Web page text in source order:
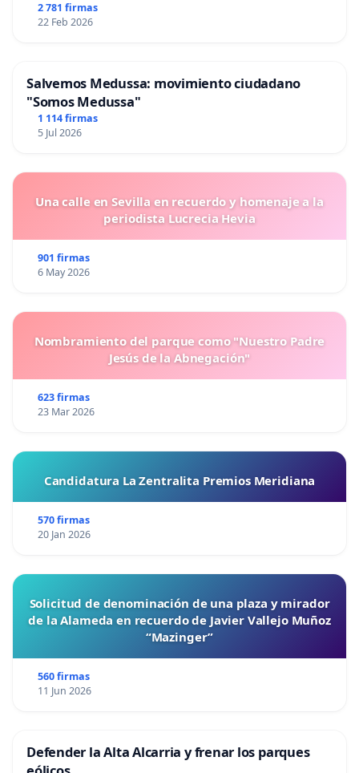
2 781 firmas
22 Feb 2026
Salvemos Medussa: movimiento ciudadano
"Somos Medussa"
1 114 firmas
5 Jul 2026
Una calle en Sevilla en recuerdo y homenaje a la
periodista Lucrecia Hevia
901 firmas
6 May 2026
Nombramiento del parque como "Nuestro Padre
Jesús de la Abnegación"
623 firmas
23 Mar 2026
Candidatura La Zentralita Premios Meridiana
570 firmas
20 Jan 2026
Solicitud de denominación de una plaza y mirador
de la Alameda en recuerdo de Javier Vallejo Muñoz
“Mazinger”
560 firmas
11 Jun 2026
Defender la Alta Alcarria y frenar los parques